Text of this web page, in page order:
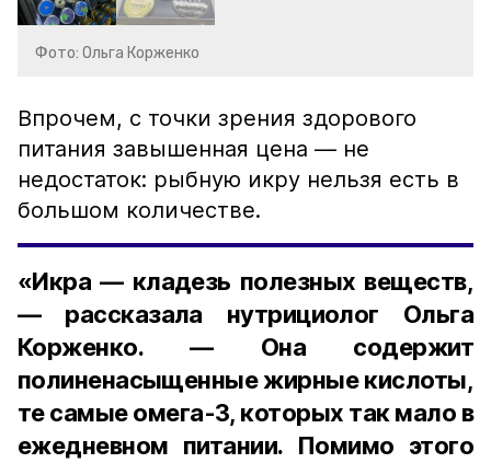
Фото: Ольга Корженко
Впрочем, с точки зрения здорового
питания завышенная цена — не
недостаток: рыбную икру нельзя есть в
большом количестве.
«Икра — кладезь полезных веществ,
— рассказала нутрициолог Ольга
Корженко. — Она содержит
полиненасыщенные жирные кислоты,
те самые омега-3, которых так мало в
ежедневном питании. Помимо этого